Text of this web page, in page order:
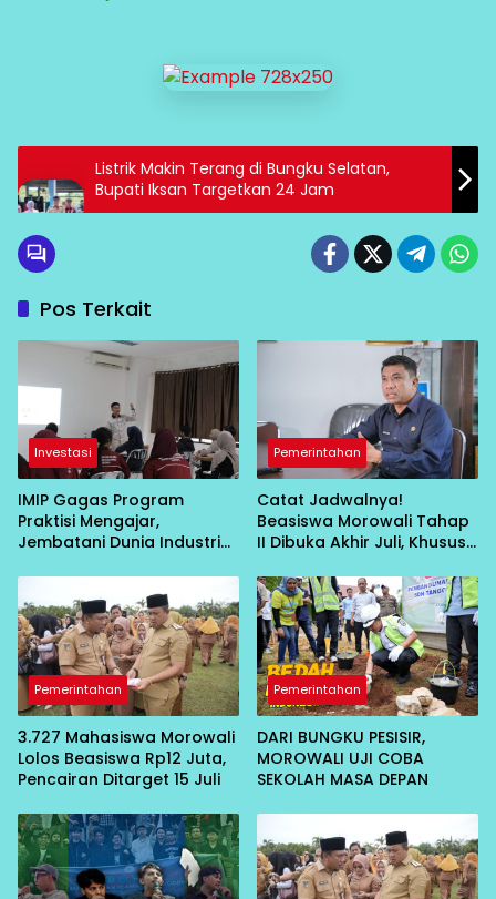
Listrik Makin Terang di Bungku Selatan,
Bupati Iksan Targetkan 24 Jam
Pos Terkait
Investasi
IMIP Gagas Program
Praktisi Mengajar,
Jembatani Dunia Industri
Pemerintahan
Catat Jadwalnya!
Beasiswa Morowali Tahap
II Dibuka Akhir Juli, Khusus
Pemerintahan
3.727 Mahasiswa Morowali
Lolos Beasiswa Rp12 Juta,
Pencairan Ditarget 15 Juli
Pemerintahan
DARI BUNGKU PESISIR,
MOROWALI UJI COBA
SEKOLAH MASA DEPAN